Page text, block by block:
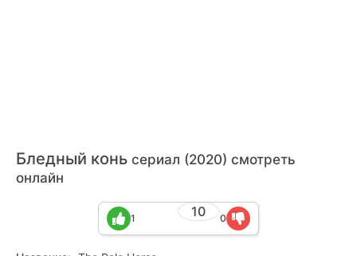
Бледный конь сериал (2020) смотреть
онлайн
10
1 0